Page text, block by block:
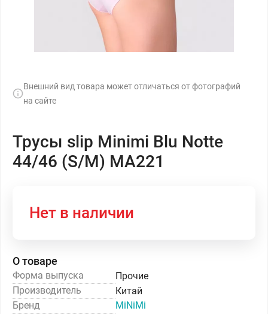
Внешний вид товара может отличаться от фотографий
на сайте
Трусы slip Minimi Blu Notte
44/46 (S/M) MA221
Нет в наличии
О товаре
Форма выпуска
Прочие
Производитель
Китай
Бренд
MiNiMi